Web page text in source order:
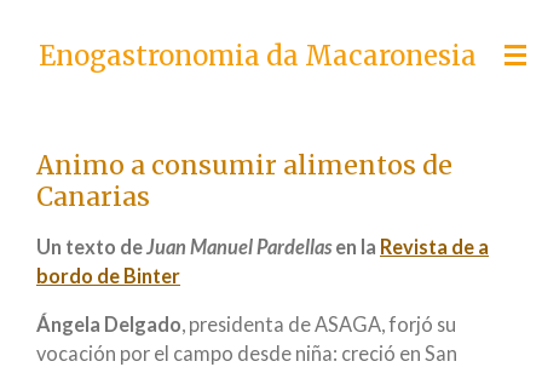
Enogastronomia da Macaronesia
Animo a consumir alimentos de
Canarias
Un texto deJuan Manuel Pardellasen la Revista de a
bordo de Binter
Ángela Delgado, presidenta de ASAGA, forjó su
vocación por el campo desde niña: creció en San